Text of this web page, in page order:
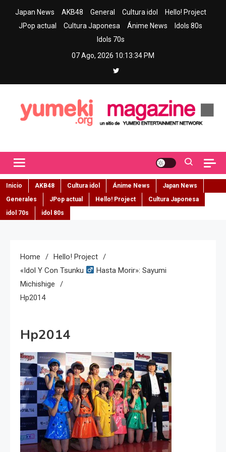
Japan News AKB48 General Cultura idol
Hello! Project
JPop actual
Cultura Japonesa Ánime News
Idols 80s
Idols 70s
07 Ago, 2026 10:13:35 PM
Inicio AKB48 Cultura idol Ánime News
Japan News
Generales
JPop actual Hello! Project
Cultura Japonesa
idol 70s
idol 80s
Home
Hello! Project
«idol Y Con Tsunku
Hasta Morir»: Sayumi
Michishige
Hp2014
Hp2014